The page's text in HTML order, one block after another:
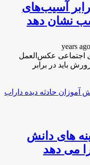
آسیب‌های
نشان دهد
اجتماعی عکس‌العمل
باید در برابر
های دانش
می دهد